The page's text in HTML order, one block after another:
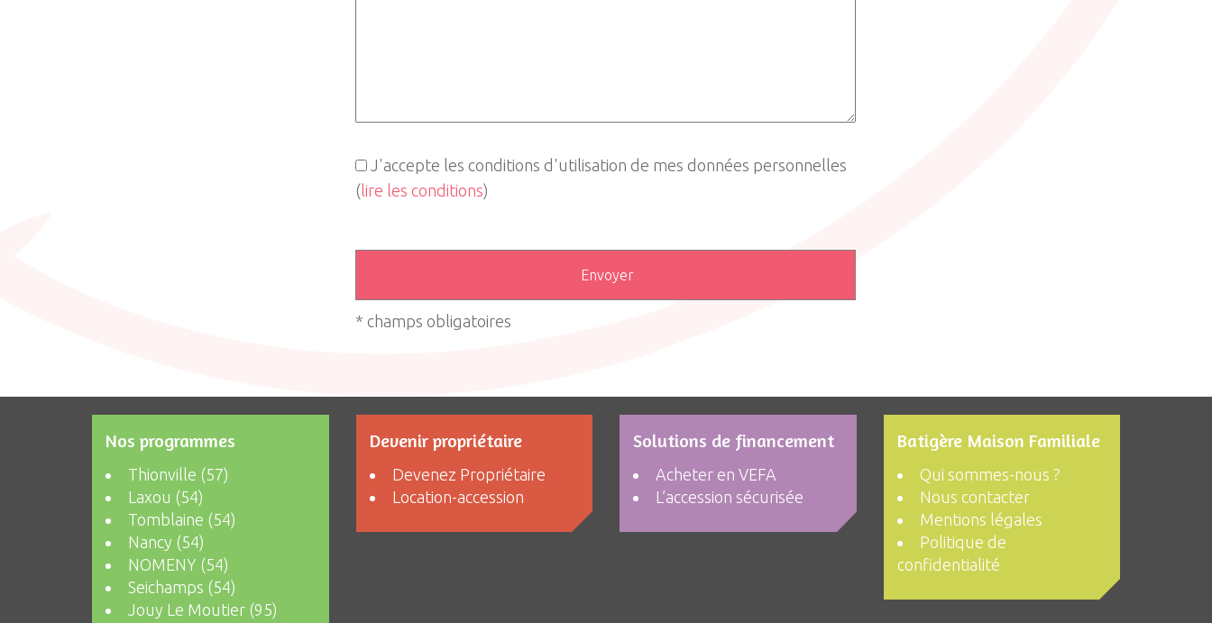
J'accepte les conditions d'utilisation de mes données personnelles
(lire les conditions)
* champs obligatoires
Nos programmes
Thionville (57)
Laxou (54)
Tomblaine (54)
Nancy (54)
NOMENY (54)
Seichamps (54)
Jouy Le Moutier (95)
Devenir propriétaire
Devenez Propriétaire
Location-accession
Solutions de financement
Acheter en VEFA
L’accession sécurisée
Batigère Maison Familiale
Qui sommes-nous ?
Nous contacter
Mentions légales
Politique de
confidentialité